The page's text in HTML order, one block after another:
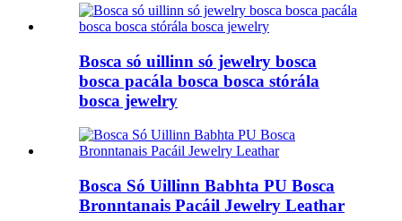
Bosca só uillinn só jewelry bosca
bosca pacála bosca bosca stórála
bosca jewelry
Bosca Só Uillinn Babhta PU Bosca
Bronntanais Pacáil Jewelry Leathar